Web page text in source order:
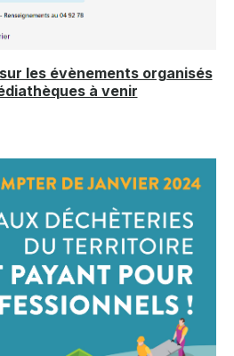
les évènements organisés
à venir